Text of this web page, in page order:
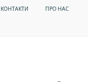
КОНТАКТИ ПРО НАС